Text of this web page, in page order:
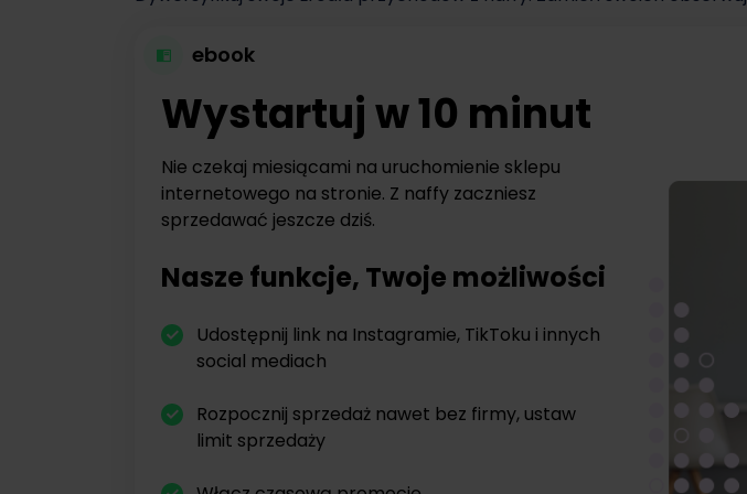
ebook
Wystartuj w 10 minut
Nie czekaj miesiącami na uruchomienie sklepu
internetowego na stronie. Z naffy zaczniesz
sprzedawać jeszcze dziś.
Nasze funkcje, Twoje możliwości
Udostępnij link na Instagramie, TikToku i innych
social mediach
Rozpocznij sprzedaż nawet bez firmy, ustaw
limit sprzedaży